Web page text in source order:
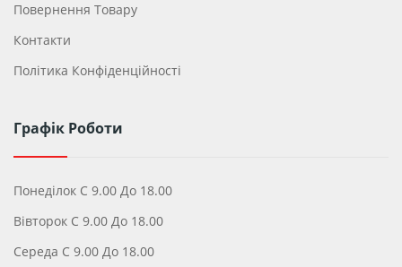
Повернення Товару
Контакти
Політика Конфіденційності
Графік Роботи
Понеділок С 9.00 До 18.00
Вівторок С 9.00 До 18.00
Середа С 9.00 До 18.00